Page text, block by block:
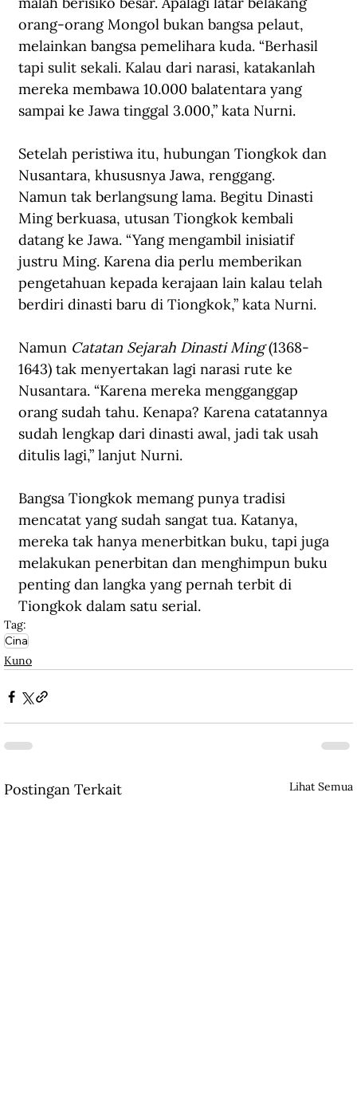
orang-orang Mongol bukan bangsa pelaut,
melainkan bangsa pemelihara kuda. “Berhasil
tapi sulit sekali. Kalau dari narasi, katakanlah
mereka membawa 10.000 balatentara yang
sampai ke Jawa tinggal 3.000,” kata Nurni.
Setelah peristiwa itu, hubungan Tiongkok dan
Nusantara, khususnya Jawa, renggang.
Namun tak berlangsung lama. Begitu Dinasti
Ming berkuasa, utusan Tiongkok kembali
datang ke Jawa. “Yang mengambil inisiatif
justru Ming. Karena dia perlu memberikan
pengetahuan kepada kerajaan lain kalau telah
berdiri dinasti baru di Tiongkok,” kata Nurni.
Namun Catatan Sejarah Dinasti Ming (1368-
1643) tak menyertakan lagi narasi rute ke
Nusantara. “Karena mereka mengganggap
orang sudah tahu. Kenapa? Karena catatannya
sudah lengkap dari dinasti awal, jadi tak usah
ditulis lagi,” lanjut Nurni.
Bangsa Tiongkok memang punya tradisi
mencatat yang sudah sangat tua. Katanya,
mereka tak hanya menerbitkan buku, tapi juga
melakukan penerbitan dan menghimpun buku
penting dan langka yang pernah terbit di
Tiongkok dalam satu serial.
Tag:
Cina
Kuno
Postingan Terkait Lihat Semua